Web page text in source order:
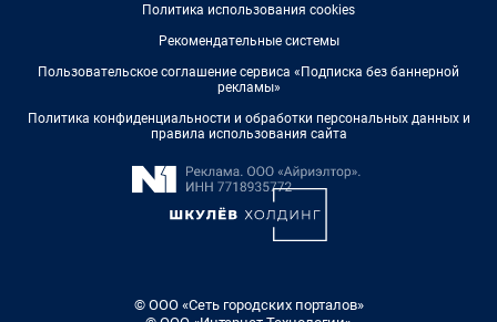
Политика использования cookies
Рекомендательные системы
Пользовательское соглашение сервиса «Подписка без баннерной
рекламы»
Политика конфиденциальности и обработки персональных данных и
правила использования сайта
© ООО «Сеть городских порталов»